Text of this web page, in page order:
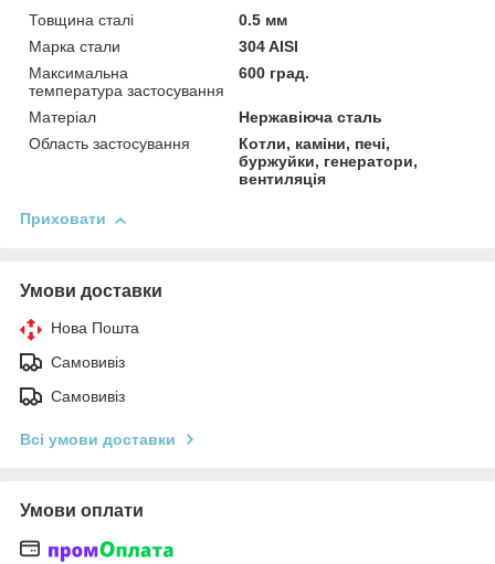
Товщина сталі
0.5 мм
Марка стали
304 AISI
Максимальна
температура застосування
600 град.
Матеріал
Нержавіюча сталь
Область застосування
Котли, каміни, печі,
буржуйки, генератори,
вентиляція
Приховати
Умови доставки
Нова Пошта
Самовивіз
Самовивіз
Всі умови доставки
Умови оплати